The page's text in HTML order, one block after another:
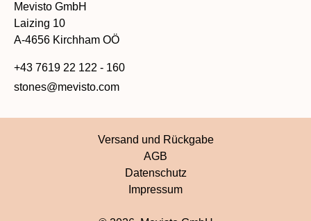
Mevisto GmbH
Laizing 10
A-4656 Kirchham OÖ
+43 7619 22 122 - 160
stones@mevisto.com
Versand und Rückgabe
AGB
Datenschutz
Impressum